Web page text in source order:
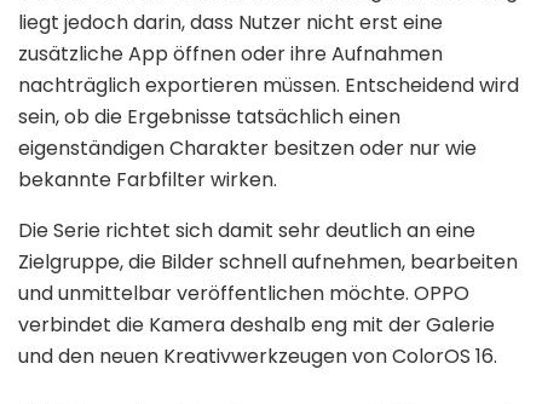
liegt jedoch darin, dass Nutzer nicht erst eine
zusätzliche App öffnen oder ihre Aufnahmen
nachträglich exportieren müssen. Entscheidend wird
sein, ob die Ergebnisse tatsächlich einen
eigenständigen Charakter besitzen oder nur wie
bekannte Farbfilter wirken.
Die Serie richtet sich damit sehr deutlich an eine
Zielgruppe, die Bilder schnell aufnehmen, bearbeiten
und unmittelbar veröffentlichen möchte. OPPO
verbindet die Kamera deshalb eng mit der Galerie
und den neuen Kreativwerkzeugen von ColorOS 16.